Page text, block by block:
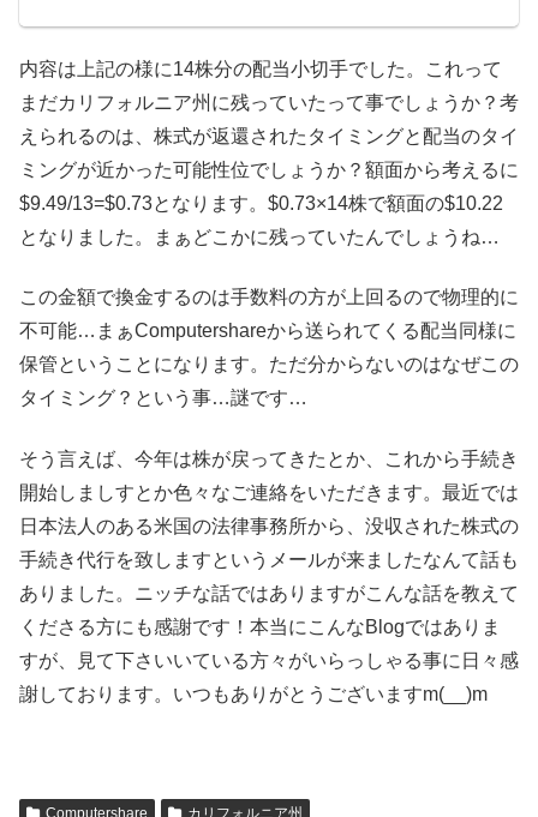
内容は上記の様に14株分の配当小切手でした。これって
まだカリフォルニア州に残っていたって事でしょうか？考
えられるのは、株式が返還されたタイミングと配当のタイ
ミングが近かった可能性位でしょうか？額面から考えるに
$9.49/13=$0.73となります。$0.73×14株で額面の$10.22
となりました。まぁどこかに残っていたんでしょうね…
この金額で換金するのは手数料の方が上回るので物理的に
不可能…まぁComputershareから送られてくる配当同様に
保管ということになります。ただ分からないのはなぜこの
タイミング？という事…謎です…
そう言えば、今年は株が戻ってきたとか、これから手続き
開始しましすとか色々なご連絡をいただきます。最近では
日本法人のある米国の法律事務所から、没収された株式の
手続き代行を致しますというメールが来ましたなんて話も
ありました。ニッチな話ではありますがこんな話を教えて
くださる方にも感謝です！本当にこんなBlogではありま
すが、見て下さいいている方々がいらっしゃる事に日々感
謝しております。いつもありがとうございますm(__)m
Computershare カリフォルニア州